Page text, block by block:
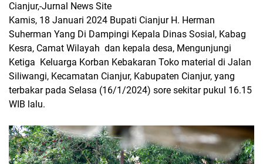
Cianjur,-Jurnal News Site
Kamis, 18 Januari 2024 Bupati Cianjur H. Herman
Suherman Yang Di Dampingi Kepala Dinas Sosial, Kabag
Kesra, Camat Wilayah dan kepala desa, Mengunjungi
Ketiga Keluarga Korban Kebakaran Toko material di Jalan
Siliwangi, Kecamatan Cianjur, Kabupaten Cianjur, yang
terbakar pada Selasa (16/1/2024) sore sekitar pukul 16.15
WIB lalu.